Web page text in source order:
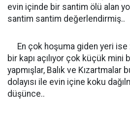
evin içinde bir santim ölü alan
santim santim değerlendirmiş..
En çok hoşuma giden yeri ise :
bir kapı açılıyor çok küçük mini
yapmışlar, Balık ve Kızartmalar
dolayısı ile evin içine koku
düşünce..